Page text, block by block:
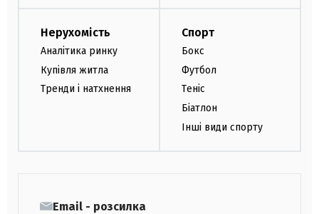
Нерухомість
Аналітика ринку
Купівля житла
Тренди і натхнення
Спорт
Бокс
Футбол
Теніс
Біатлон
Інші види спорту
Email - розсилка